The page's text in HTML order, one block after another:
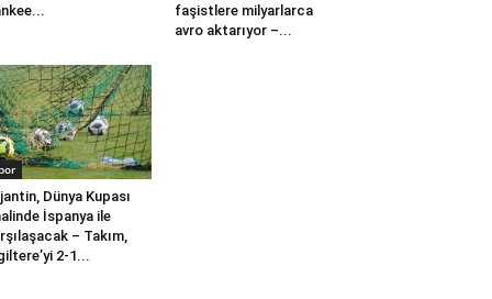
faşistlere milyarlarca
avro aktarıyor –...
Dünya Kupası
İspanya ile
– Takım,
2-1...